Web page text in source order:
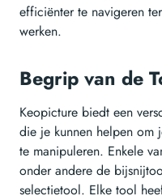
efficiënter te navigeren
werken.
Begrip van de
Keopicture biedt een
die je kunnen helpen om
te manipuleren. Enkele
onder andere de
selectietool. Elke tool